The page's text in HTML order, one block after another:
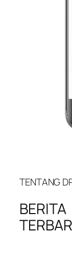
TENTANG
BERITA